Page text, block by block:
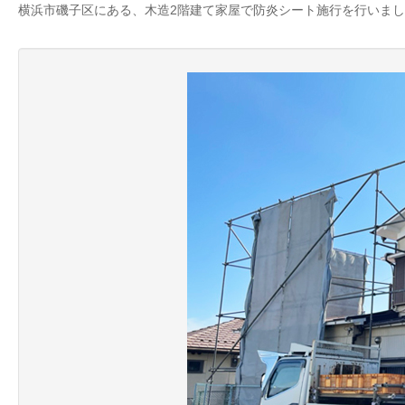
横浜市磯子区にある、木造2階建て家屋で防炎シート施行を行いま